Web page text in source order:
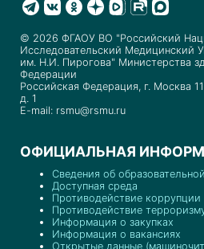
© 2026 ФГАОУ ВО "Российский
Исследовательский Медицинский
им. Н.И. Пирогова" Министерства
Федерации
Российская Федерация, г. Москва
д. 1
E-mail: rsmu@rsmu.ru
ОФИЦИАЛЬНАЯ
Сведения об
Доступная среда
Противодействие коррупции
Противодействие
Информация о закупках
Информация о вакансиях
Открытые данные